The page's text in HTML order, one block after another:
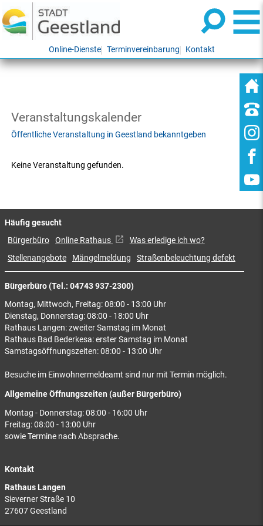
Online-Dienste Terminvereinbarung Kontakt
Veranstaltungskalender
Öffentliche Veranstaltung in Geestland bekanntgeben
Keine Veranstaltung gefunden.
Bürgerbüro (Tel.: 04743 937-2300)
Montag, Mittwoch, Freitag: 08:00 - 13:00 Uhr
Dienstag, Donnerstag: 08:00 - 18:00 Uhr
Rathaus Langen: zweiter Samstag im Monat
Rathaus Bad Bederkesa: erster Samstag im Monat
Samstagsöffnungszeiten: 08:00 - 13:00 Uhr
Besuche im Einwohnermeldeamt sind nur mit Termin möglich.
Allgemeine Öffnungszeiten (außer Bürgerbüro)
Montag - Donnerstag: 08:00 - 16:00 Uhr
Freitag: 08:00 - 13:00 Uhr
sowie Termine nach Absprache.
Kontakt
Rathaus Langen
Sieverner Straße 10
27607 Geestland
Häufig gesucht
Bürgerbüro Online Rathaus
Was erledige ich wo?
Stellenangebote
Mängelmeldung Straßenbeleuchtung defekt